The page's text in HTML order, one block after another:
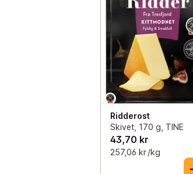
Ridderost
Skivet, 170 g, TINE
43,70 kr
257,06 kr /kg